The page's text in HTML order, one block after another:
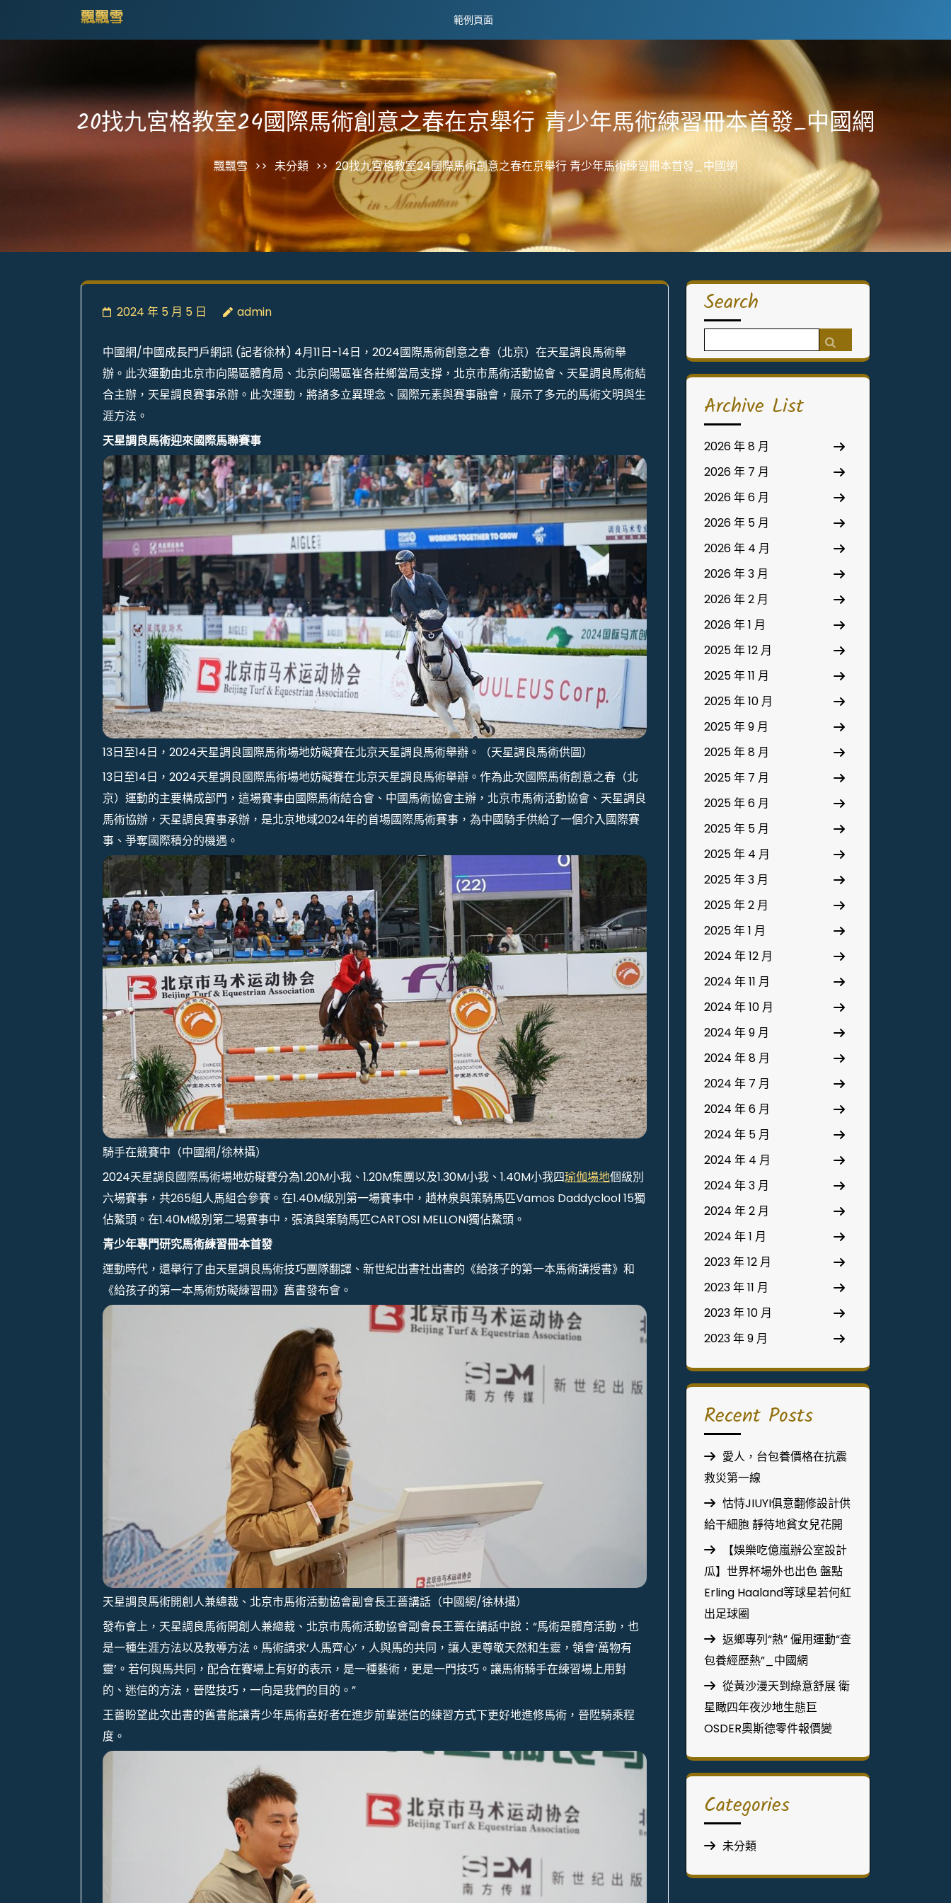
Enter)
飄飄雪 範例頁面
20找九宮格教室24國際馬術創意之春在京舉行 青少年馬術練習冊本首發_中國網
飄飄雪 >> 未分類 >> 20找九宮格教室24國際馬術創意之春在京舉行 青少年馬術練習冊本首發_中國網
2024 年 5 月 5 日 admin
中國網/中國成長門戶網訊 (記者徐林) 4月11日-14日，2024國際馬術創意之春（北京）在天星調良馬術舉
辦。此次運動由北京市向陽區體育局、北京向陽區崔各莊鄉當局支撐，北京市馬術活動協會、天星調良馬術結
合主辦，天星調良賽事承辦。此次運動，將諸多立異理念、國際元素與賽事融會，展示了多元的馬術文明與生
涯方法。
天星調良馬術迎來國際馬聯賽事
13日至14日，2024天星調良國際馬術場地妨礙賽在北京天星調良馬術舉辦。（天星調良馬術供圖）
13日至14日，2024天星調良國際馬術場地妨礙賽在北京天星調良馬術舉辦。作為此次國際馬術創意之春（北
京）運動的主要構成部門，這場賽事由國際馬術結合會、中國馬術協會主辦，北京市馬術活動協會、天星調良
馬術協辦，天星調良賽事承辦，是北京地域2024年的首場國際馬術賽事，為中國騎手供給了一個介入國際賽
事、爭奪國際積分的機遇。
騎手在競賽中（中國網/徐林攝）
2024天星調良國際馬術場地妨礙賽分為1.20M小我、1.20M集團以及1.30M小我、1.40M小我四瑜伽場地個級別
六場賽事，共265組人馬組合參賽。在1.40M級別第一場賽事中，趙林泉與策騎馬匹Vamos Daddyclool 15獨
佔鰲頭。在1.40M級別第二場賽事中，張濱與策騎馬匹CARTOSI MELLONI獨佔鰲頭。
青少年專門研究馬術練習冊本首發
運動時代，還舉行了由天星調良馬術技巧團隊翻譯、新世紀出書社出書的《給孩子的第一本馬術講授書》和
《給孩子的第一本馬術妨礙練習冊》舊書發布會。
天星調良馬術開創人兼總裁、北京市馬術活動協會副會長王薔講話（中國網/徐林攝）
發布會上，天星調良馬術開創人兼總裁、北京市馬術活動協會副會長王薔在講話中說：“馬術是體育活動，也
是一種生涯方法以及教導方法。馬術請求‘人馬齊心’，人與馬的共同，讓人更尊敬天然和生靈，領會‘萬物有
靈’。若何與馬共同，配合在賽場上有好的表示，是一種藝術，更是一門技巧。讓馬術騎手在練習場上用對
的、迷信的方法，晉陞技巧，一向是我們的目的。”
王薔盼望此次出書的舊書能讓青少年馬術喜好者在進步前輩迷信的練習方式下更好地進修馬術，晉陞騎乘程
度。
Search
for:
Archive List
2026 年 8 月
2026 年 7 月
2026 年 6 月
2026 年 5 月
2026 年 4 月
2026 年 3 月
2026 年 2 月
2026 年 1 月
2025 年 12 月
2025 年 11 月
2025 年 10 月
2025 年 9 月
2025 年 8 月
2025 年 7 月
2025 年 6 月
2025 年 5 月
2025 年 4 月
2025 年 3 月
2025 年 2 月
2025 年 1 月
2024 年 12 月
2024 年 11 月
2024 年 10 月
2024 年 9 月
2024 年 8 月
2024 年 7 月
2024 年 6 月
2024 年 5 月
2024 年 4 月
2024 年 3 月
2024 年 2 月
2024 年 1 月
2023 年 12 月
2023 年 11 月
2023 年 10 月
2023 年 9 月
Recent Posts
愛人，台包養價格在抗震
救災第一線
怙恃JIUYI俱意翻修設計供
給干細胞 靜待地貧女兒花開
【娛樂吃億嵐辦公室設計
瓜】世界杯場外也出色 盤點
Erling Haaland等球星若何紅
出足球圈
返鄉專列“熱” 僱用運動“查
包養經歷熱”_中國網
從黃沙漫天到綠意舒展 衛
星瞰四年夜沙地生態巨
OSDER奧斯德零件報價變
Categories
未分類